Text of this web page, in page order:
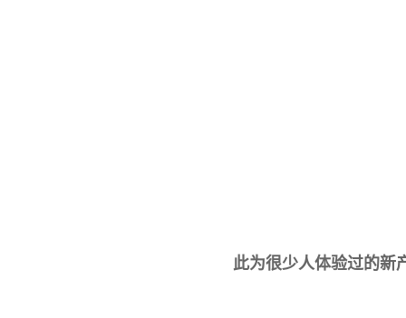
此为很少人体验过的新